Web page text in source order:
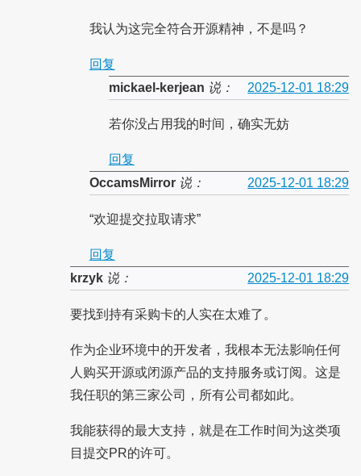
我认为这完全符合开源精神，不是吗？
回复
mickael-kerjean 说： 2025-12-01 18:29
若你没占用我的时间，确实无妨
回复
OccamsMirror说： 2025-12-01 18:29
“欢迎提交拉取请求”
回复
krzyk说： 2025-12-01 18:29
要找到持有采购卡的人实在太难了。
作为企业环境中的开发者，我根本无法影响任何
人购买开源或闭源产品的支持服务或订阅。这是
我任职的第三家公司，所有公司都如此。
我能获得的最大支持，就是在工作时间为这类项
目提交PR的许可。